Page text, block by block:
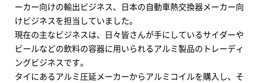
ーカー向けの輸出ビジネス、日本の自動車熱交換器メーカー向
けビジネスを担当していました。
現在の主なビジネスは、日々皆さんが手にしているサイダーや
ビールなどの飲料の容器に用いられるアルミ製品のトレーディ
ングビジネスです。
タイにあるアルミ圧延メーカーからアルミコイルを購入し、そ